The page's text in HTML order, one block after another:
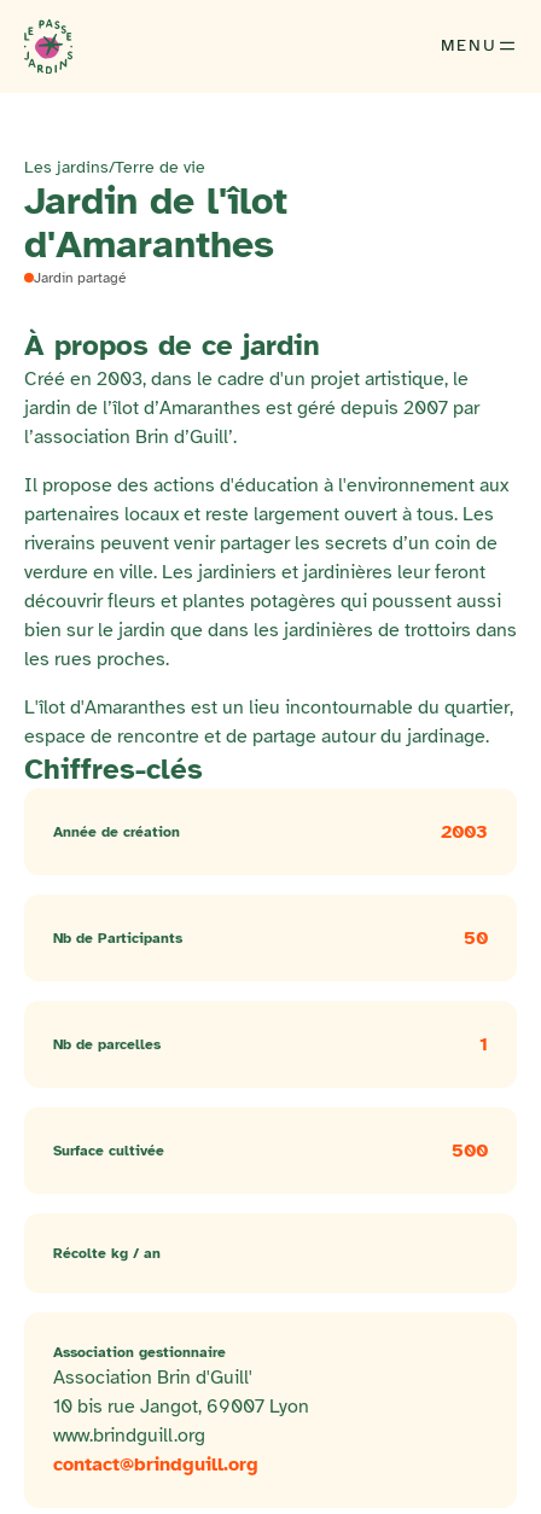
MENU
Les jardins/Terre de vie
Jardin de l'îlot
d'Amaranthes
Jardin partagé
À propos de ce jardin
Créé en 2003, dans le cadre d'un projet artistique, le
jardin de l’îlot d’Amaranthes est géré depuis 2007 par
l’association Brin d’Guill’.
Il propose des actions d'éducation à l'environnement aux
partenaires locaux et reste largement ouvert à tous. Les
riverains peuvent venir partager les secrets d’un coin de
verdure en ville. Les jardiniers et jardinières leur feront
découvrir fleurs et plantes potagères qui poussent aussi
bien sur le jardin que dans les jardinières de trottoirs dans
les rues proches.
L'îlot d'Amaranthes est un lieu incontournable du quartier,
espace de rencontre et de partage autour du jardinage.
Chiffres-clés
Année de création 2003
Nb de Participants 50
Nb de parcelles 1
Surface cultivée 500
Récolte kg / an
Association gestionnaire
Association Brin d'Guill'
10 bis rue Jangot, 69007 Lyon
www.brindguill.org
contact@brindguill.org